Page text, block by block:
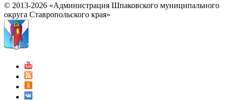
© 2013-2026 «Администрация Шпаковского муниципального
округа Ставропольского края»